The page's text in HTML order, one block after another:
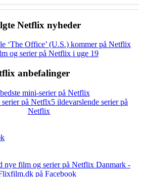
Netflix nyheder
‘The Office’ (U.S.) kommer på Netflix
og serier på Netflix i uge 19
anbefalinger
mini-serier på Netflix
5 ildevarslende serier på
Netflix
nye film og serier på Netflix Danmark -
på Facebook